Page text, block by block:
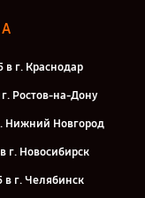
в г. Краснодар
Ростов-на-Дону
Нижний Новгород
г. Новосибирск
в г. Челябинск